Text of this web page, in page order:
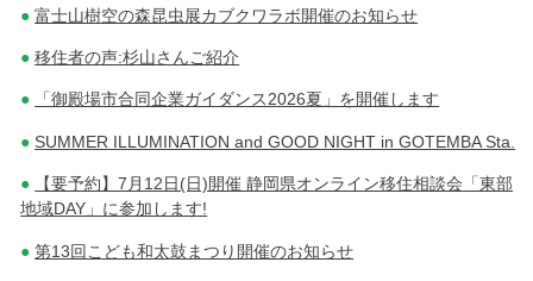
シ
ョ
ン
富士山樹空の森昆虫展カブクワラボ開催のお知らせ
移住者の声:杉山さんご紹介
「御殿場市合同企業ガイダンス2026夏」を開催します
SUMMER ILLUMINATION and GOOD NIGHT in GOTEMBA Sta.
【要予約】7月12日(日)開催 静岡県オンライン移住相談会「東部
地域DAY」に参加します!
第13回こども和太鼓まつり開催のお知らせ